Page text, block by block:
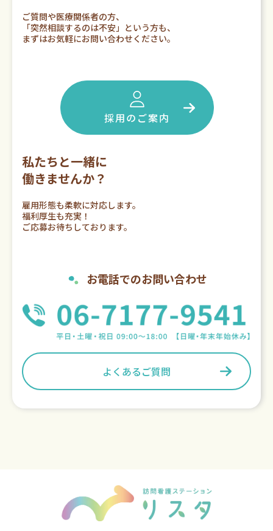
ご質問や医療関係者の方、
「突然相談するのは不安」という方も、
まずはお気軽にお問い合わせください。
採用のご案内
私たちと一緒に
働きませんか？
雇用形態も柔軟に対応します。
福利厚生も充実！
ご応募お待ちしております。
お電話でのお問い合わせ
よくあるご質問